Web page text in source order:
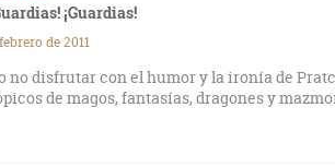
¡Guardias!
de 2011
no disfrutar con el humor y la ironía de
de magos, fantasías, dragones y